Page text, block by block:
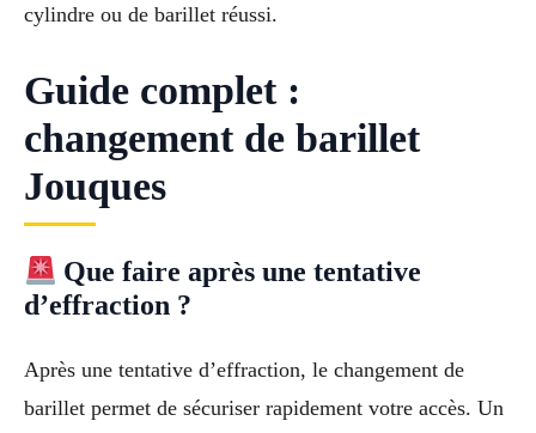
cylindre ou de barillet réussi.
Guide complet :
changement de barillet
Jouques
Que faire après une tentative
d’effraction ?
Après une tentative d’effraction, le changement de
barillet permet de sécuriser rapidement votre accès. Un